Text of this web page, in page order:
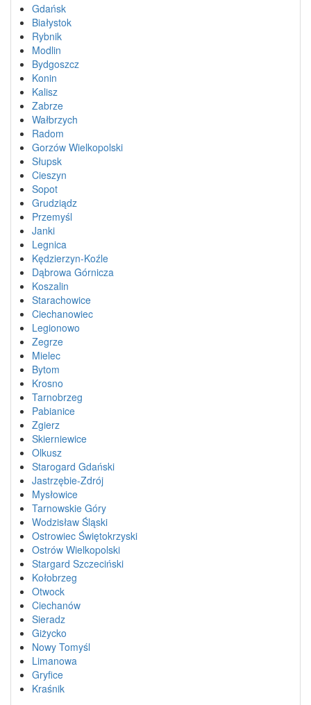
Gdańsk
Białystok
Rybnik
Modlin
Bydgoszcz
Konin
Kalisz
Zabrze
Wałbrzych
Radom
Gorzów Wielkopolski
Słupsk
Cieszyn
Sopot
Grudziądz
Przemyśl
Janki
Legnica
Kędzierzyn-Koźle
Dąbrowa Górnicza
Koszalin
Starachowice
Ciechanowiec
Legionowo
Zegrze
Mielec
Bytom
Krosno
Tarnobrzeg
Pabianice
Zgierz
Skierniewice
Olkusz
Starogard Gdański
Jastrzębie-Zdrój
Mysłowice
Tarnowskie Góry
Wodzisław Śląski
Ostrowiec Świętokrzyski
Ostrów Wielkopolski
Stargard Szczeciński
Kołobrzeg
Otwock
Ciechanów
Sieradz
Giżycko
Nowy Tomyśl
Limanowa
Gryfice
Kraśnik